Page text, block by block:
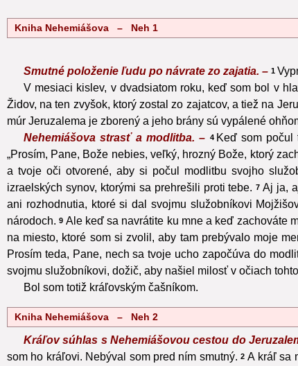
Kniha Nehemiášova – Neh 1
Smutné položenie ľudu po návrate zo zajatia. – 1
V mesiaci kislev, v dvadsiatom roku, keď som bol v
Židov, na ten zvyšok, ktorý zostal zo zajatcov, a tiež na
múr Jeruzalema je zborený a jeho brány sú vypálené
Nehemiášova strasť a modlitba. – 4 Keď som
„Prosím, Pane, Bože nebies, veľký, hrozný Bože, ktorý
a tvoje oči otvorené, aby si počul modlitbu svojho
izraelských synov, ktorými sa prehrešili proti tebe. 7 Aj ja,
ani rozhodnutia, ktoré si dal svojmu služobníkovi
národoch. 9 Ale keď sa navrátite ku mne a keď zachováte
na miesto, ktoré som si zvolil, aby tam prebývalo moje
Prosím teda, Pane, nech sa tvoje ucho započúva do
svojmu služobníkovi, dožič, aby našiel milosť v očiach
Bol som totiž kráľovským čašníkom.
Kniha Nehemiášova – Neh 2
Kráľov súhlas s Nehemiášovou cestou do
som ho kráľovi. Nebýval som pred ním smutný. 2 A kráľ sa